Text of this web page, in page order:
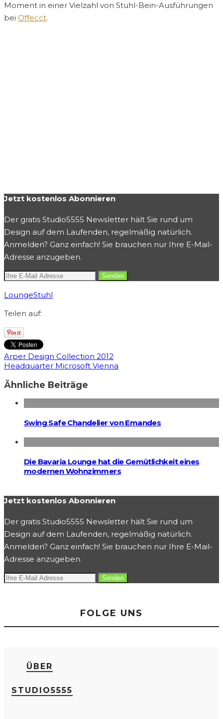
Moment in einer Vielzahl von Stuhl-Bein-Ausführungen
bei Offecct.
Jetzt kostenlos Abonnieren
Der gratis Studio5555 Newsletter hält Sie rund um
Design auf dem Laufenden, regelmäßig natürlich.
Anmelden? Ganz einfach! Sie brauchen nur Ihre E-Mail-
Adresse anzugeben.
LoungeStuhl
Teilen auf:
Arper Design Collection 2012
Headquarter Microsoft Vienna
Ähnliche Beiträge
Swing Safe Chandelier von Emandes
Die Bavaria Lounge hat die Gemütlichkeit eines
modernen Wohnzimmers
Jetzt kostenlos Abonnieren
Der gratis Studio5555 Newsletter hält Sie rund um
Design auf dem Laufenden, regelmäßig natürlich.
Anmelden? Ganz einfach! Sie brauchen nur Ihre E-Mail-
Adresse anzugeben.
FOLGE UNS
ÜBER
STUDIO5555